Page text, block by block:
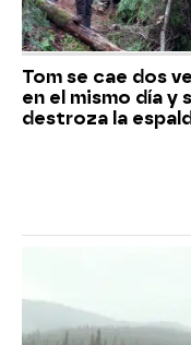
Tom se cae dos
en el mismo día y
destroza la